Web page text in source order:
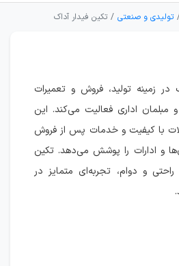
تولیدی و صنعتی تکین فیدار آداک
زمینه تولید، فروش و تعمیرات
اداری فعالیت می‌کند. این
با کیفیت و خدمات پس از فروش
و ادارات را پوشش می‌دهد. تکین
راحتی و دوام، تجربه‌ای متمایز در